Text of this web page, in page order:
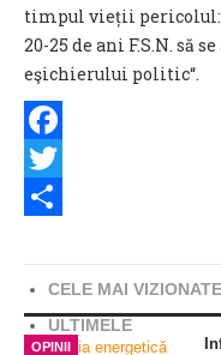
timpul vieții pericolul:
20-25 de ani F.S.N. să
eşichierului politic“.
Facebook
Twitter
CELE MAI VIZIONATE
ULTIMELE
OPINII